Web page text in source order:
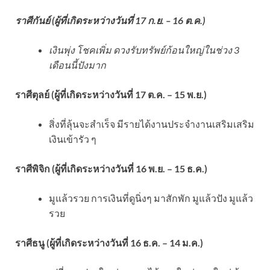
ราศีกันย์ (ผู้ที่เกิดระหว่างวันที่ 17 ก.ย. – 16 ต.ค.)
เงินพุ่ง โชคเพิ่ม ดวงรับทรัพย์ก้อนใหญ่ในช่วง 3
เดือนนี้ปังมาก
ราศีตุลย์ (ผู้ที่เกิดระหว่างวันที่ 17 ต.ค. – 15 พ.ย.)
สิ่งที่ลุ้นจะสำเร็จ มีรายได้งานประจำงานเสริมเสริม
เงินเข้ารัว ๆ
ราศีพิจิก (ผู้ที่เกิดระหว่างวันที่ 16 พ.ย. – 15 ธ.ค.)
มูแล้วรวย การเงินที่ดูนิ่งๆ มาสักพัก มูแล้วปัง มูแล้ว
รวย
ราศีธนู (ผู้ที่เกิดระหว่างวันที่ 16 ธ.ค. – 14 ม.ค.)